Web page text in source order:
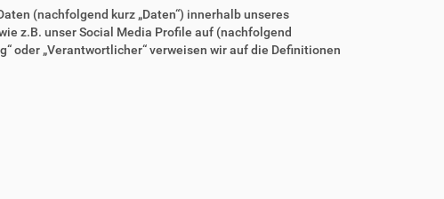
(nachfolgend kurz „Daten“) innerhalb unseres
z.B. unser Social Media Profile auf (nachfolgend
oder „Verantwortlicher“ verweisen wir auf die Definitionen